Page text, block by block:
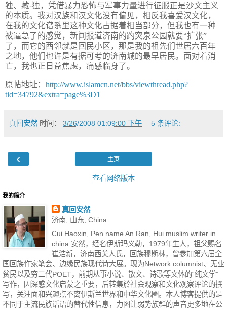
独、藏-独，凭借暴力恐怖与军事力量进行征服正是沙文主义
的本质。我对汉族和汉文化没有偏见，相反我喜爱汉文化，
在我的文化谱系里这种文化占据着相当部分，但我也有一种
被逼急了的感觉，新闻报道济南的趵突泉公园就要“扩张”
了，而它的西邻就是回民小区，那是我的祖先们世居六百年
之地，他们也许是有据可考的济南城的最早居民。面对着消
亡，我也正日益焦虑，痛感临身了。
原帖地址： http://www.islamcn.net/bbs/viewthread.php?
tid=34792&extra=page%3D1
真回安然 时间： 3/26/2008 01:09:00 下午 5 条评论:
‹ 主页
查看网络版本
我的简介
真回安然
济南, 山东, China
Cui Haoxin, Pen name An Ran, Hui muslim writer in
china 安然，经名伊斯玛义勒，1979年生人，祖父赐名
崔浩新，济南西关人氏，回族穆斯林，曾参加第六届全
国回族作家笔会、边缘民族现代诗大展。现为Network columnist、无业
贫民以及穷二代POET，前期从事小说、散文、诗歌等文体的“纯文学”
写作，因深感文化启蒙之重要，后转集於社会观察和文化观察评论的撰
写，关注面和兴趣点不离伊斯兰世界和中华文化圈。本人博客提供的是
不同于主流民族话语的替代性信息，力图让弱势族群的声音更多地在公